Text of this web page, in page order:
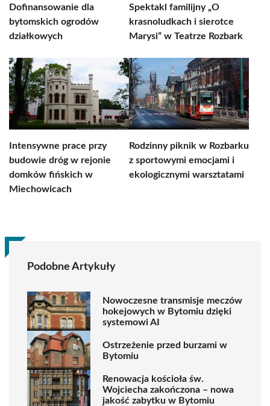
Dofinansowanie dla
bytomskich ogrodów
działkowych
Spektakl familijny „O
krasnoludkach i sierotce
Marysi” w Teatrze Rozbark
Intensywne prace przy
budowie dróg w rejonie
domków fińskich w
Miechowicach
Rodzinny piknik w Rozbarku
z sportowymi emocjami i
ekologicznymi warsztatami
Podobne Artykuły
Nowoczesne transmisje meczów
hokejowych w Bytomiu dzięki
systemowi AI
Ostrzeżenie przed burzami w
Bytomiu
Renowacja kościoła św.
Wojciecha zakończona – nowa
jakość zabytku w Bytomiu